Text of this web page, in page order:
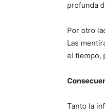
profunda
Por otro
Las
el tiempo,
Tanto la